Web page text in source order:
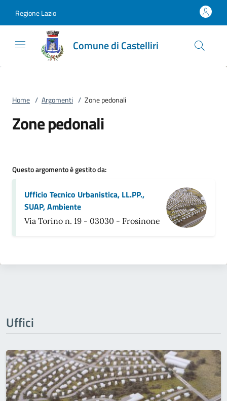
Regione Lazio
Comune di Castelliri
Home / Argomenti / Zone pedonali
Zone pedonali
Questo argomento è gestito da:
Ufficio Tecnico Urbanistica, LL.PP.,
SUAP, Ambiente
Via Torino n. 19 - 03030 - Frosinone
Uffici